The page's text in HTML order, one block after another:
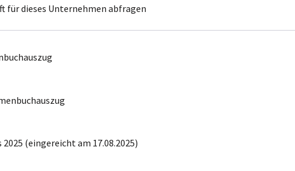
für dieses Unternehmen abfragen
(eingereicht am 17.08.2025)